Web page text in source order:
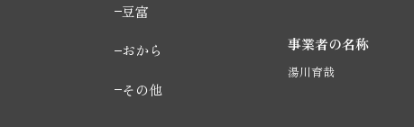
豆富
おから
その他
事業者の名称
湯川育哉